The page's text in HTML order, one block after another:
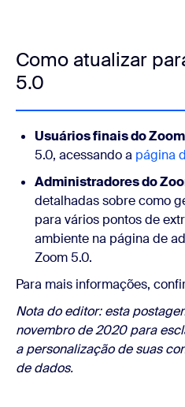
Como atualizar
5.0
Usuários finais do
5.0, acessando a página
Administradores do
detalhadas sobre como
para vários pontos de
ambiente na página de
Zoom 5.0.
Para mais informações,
Nota do editor: esta
novembro de 2020 para
a personalização de suas
de dados.